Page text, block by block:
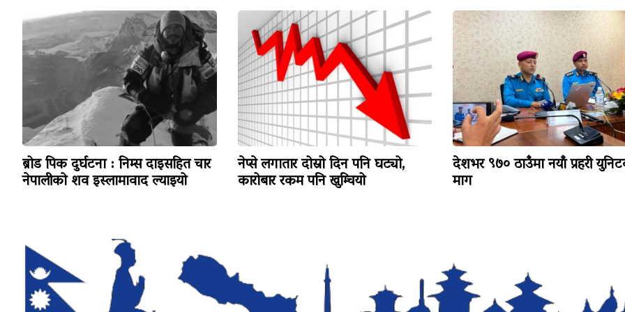
ब्रोड पिक दुर्घटना : निम्स दाइसहित चार
नेपालीको शव इस्लामावाद ल्याइयो
नेप्से लगातार दोस्रो दिन पनि घट्यो,
कारोबार रकम पनि खुम्चियो
देशभर ९७० ठाउँमा नयाँ प्रहरी
माग